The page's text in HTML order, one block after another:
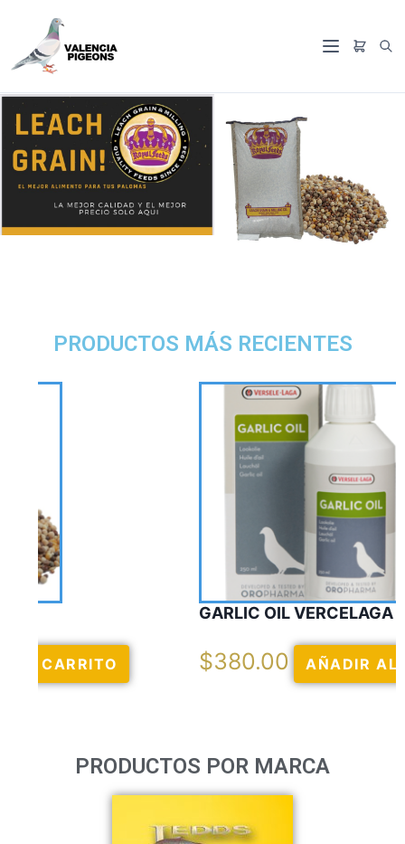
PRODUCTOS MÁS RECIENTES
GARLIC OIL VERCELAGA
$380.00 AÑADIR AL CARRITO
PRODUCTOS POR MARCA